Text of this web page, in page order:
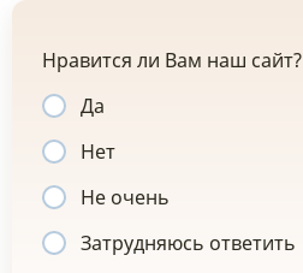
Нравится ли Вам наш сайт?
Да
Нет
Не очень
Затрудняюсь ответить